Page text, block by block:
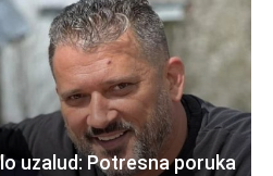
uzalud: Potresna poruka